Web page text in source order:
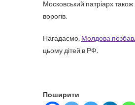
Московський патріарх
ворогів.
Нагадаємо, Молдова
цьому дітей в РФ.
Поширити